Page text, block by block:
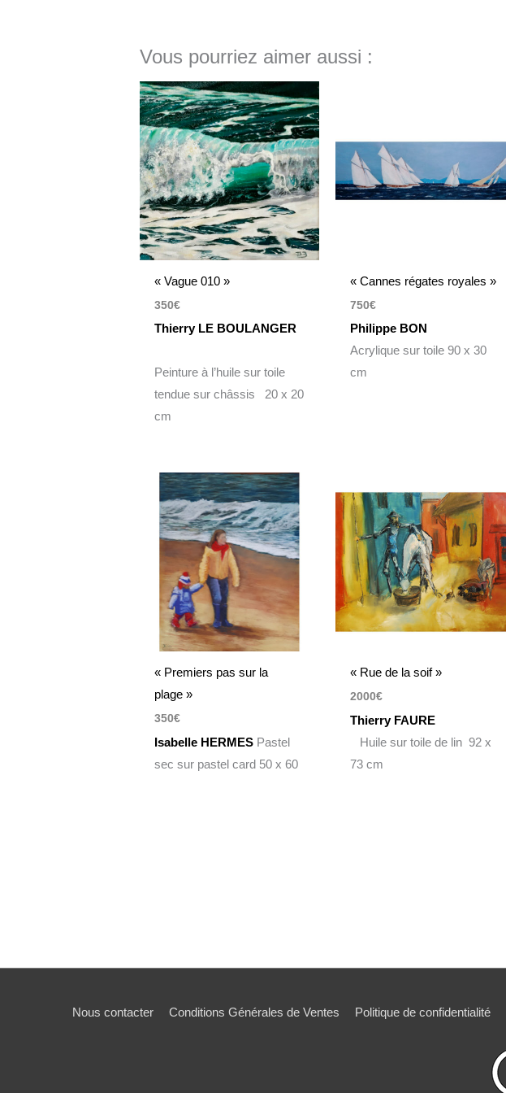
Vous pourriez aimer aussi :
« Vague 010 »
350€
Thierry LE BOULANGER
Peinture à l’huile sur toile
tendue sur châssis 20 x 20
cm
« Cannes régates royales »
750€
Philippe BON
Acrylique sur toile 90 x 30
cm
« Premiers pas sur la
plage »
350€
Isabelle HERMES Pastel
sec sur pastel card 50 x 60
« Rue de la soif »
2000€
Thierry FAURE
Huile sur toile de lin 92 x
73 cm
Nous contacter Conditions Générales de Ventes Politique de confidentialité